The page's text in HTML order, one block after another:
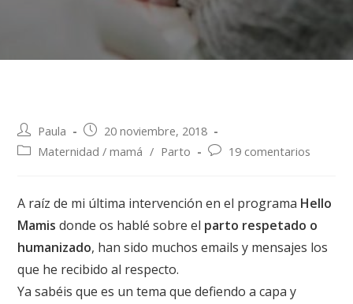
Paula
20 noviembre, 2018
Maternidad / mamá / Parto 19 comentarios
A raíz de mi última intervención en el programa Hello
Mamis donde os hablé sobre el parto respetado o
humanizado, han sido muchos emails y mensajes los
que he recibido al respecto.
Ya sabéis que es un tema que defiendo a capa y